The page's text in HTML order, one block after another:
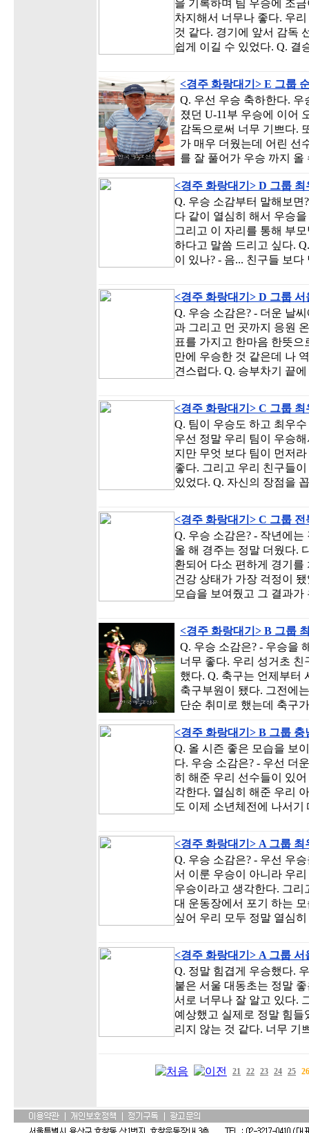
을 기록하며 팀 우승에 조
차지해서 너무나 좋다. 우
것 같다. 경기에 앞서 감독
쉽게 이길 수 있었다. Q. 결
<경주 화랑대기> E 그룹
Q. 우선 우승 축하한다. 우
졌던 U-11부 우승에 이어
감독으로써 너무 기쁘다.
가 매우 더웠는데 어린 선
를 잘 풀어가 우승 까지
<경주 화랑대기> D 그룹
Q. 우승 소감부터 말해보면
다 같이 열심히 해서 우승
그리고 이 자리를 통해 부
하다고 말씀 드리고 싶다.
이 있나? - 음... 친구들 보
<경주 화랑대기> D 그룹
Q. 우승 소감은? - 더운 날
과 그리고 먼 곳까지 응원
표를 가지고 한마음 한뜻
만에 우승한 것 같은데 나
견스럽다. Q. 승부차기 끝
<경주 화랑대기> C 그룹
Q. 팀이 우승도 하고 최우
우선 정말 우리 팀이 우승
지만 무엇 보다 팀이 먼저
좋다. 그리고 우리 친구들
있었다. Q. 자신의 장점을
<경주 화랑대기> C 그룹
Q. 우승 소감은? - 작년에
올 해 경주는 정말 더웠다.
환되어 다소 편하게 경기
건강 상태가 가장 걱정이
모습을 보여줬고 그 결과
<경주 화랑대기> B 그룹
Q. 우승 소감은? - 우승을
너무 좋다. 우리 성거초
했다. Q. 축구는 언제부터
축구부원이 됐다. 그전에
단순 취미로 했는데 축구
<경주 화랑대기> B 그룹
Q. 올 시즌 좋은 모습을 보
다. 우승 소감은? - 우선 더
히 해준 우리 선수들이 있
각한다. 열심히 해준 우리
도 이제 소년체전에 나서
<경주 화랑대기> A 그룹
Q. 우승 소감은? - 우선 우
서 이룬 우승이 아니라 우
우승이라고 생각한다. 그
대 운동장에서 포기 하는
싶어 우리 모두 정말 열심
<경주 화랑대기> A 그룹
Q. 정말 힘겹게 우승했다.
붙은 서울 대동초는 정말
서로 너무나 잘 알고 있다.
예상했고 실제로 정말 힘
리지 않는 것 같다. 너무 기
21 22 23 24 25 26